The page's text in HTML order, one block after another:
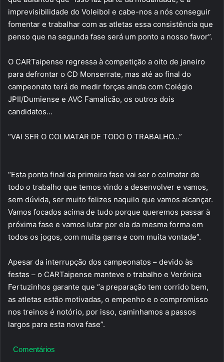
imprevisibilidade do Voleibol e cabe-nos a nós conseguir
fomentar e trabalhar com as atletas essa consistência que
penso que na segunda fase será um ponto a nosso favor”.
O CARTaipense regressa à competição a oito de janeiro
para defrontar o CD Monserrate, mas até ao final do
campeonato terá de medir forças ainda com Colégio
JPII/Dumiense e AVC Famalicão, os outros dois
candidatos…
“VAI SER O COLMATAR DE TODO O TRABALHO…”
“Esta ponta final da primeira fase vai ser o colmatar de
todo o trabalho que temos vindo a desenvolver e vamos,
sem dúvida, ser muito felizes naquilo que vamos alcançar.
Vamos focados acima de tudo porque queremos passar à
próxima fase e vamos lutar por ela da mesma forma em
todos os jogos, com muita garra e com muita vontade”.
Apesar da interrupção dos campeonatos – devido às
festas – o CARTaipense manteve o trabalho e Verónica
Fertuzinhos garante que “a preparação tem corrido bem,
as atletas estão motivadas, o empenho e o compromisso
nos treinos é notório, por isso, caminhamos a passos
largos para esta nova fase”.
Comentários